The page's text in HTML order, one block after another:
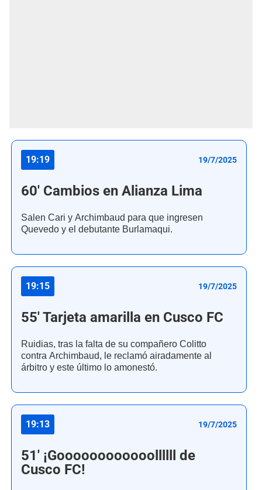
19:19 19/7/2025
60' Cambios en Alianza Lima
Salen Cari y Archimbaud para que ingresen
Quevedo y el debutante Burlamaqui.
19:15 19/7/2025
55' Tarjeta amarilla en Cusco FC
Ruidias, tras la falta de su compañero Colitto
contra Archimbaud, le reclamó airadamente al
árbitro y este último lo amonestó.
19:13 19/7/2025
51' ¡Goooooooooooollllll de
Cusco FC!